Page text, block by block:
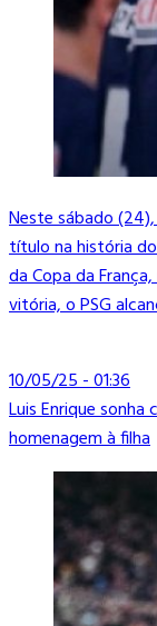
Neste sábado
título na história
da Copa da
vitória, o PSG
10/05/25 - 01:36
Luis Enrique sonha
homenagem à filha